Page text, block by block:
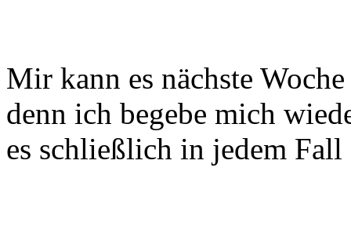
Mir kann es nächste
denn ich begebe mich
es schließlich in jedem Fall